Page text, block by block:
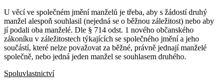
U věcí ve společném jmění manželů je třeba, aby s žádostí druhý
manžel alespoň souhlasil (nejedná se o běžnou záležitost) nebo aby
jí podali oba manželé. Dle § 714 odst. 1 nového občanského
zákoníku v záležitostech týkajících se společného jmění a jeho
součástí, které nelze považovat za běžné, právně jednají manželé
společně, nebo jedná jeden manžel se souhlasem druhého.
Spoluvlastnictví